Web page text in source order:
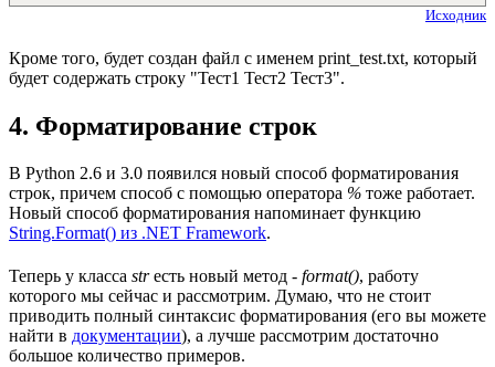
Исходник
Кроме того, будет создан файл с именем print_test.txt, который
будет содержать строку "Тест1 Тест2 Тест3".
4. Форматирование строк
В Python 2.6 и 3.0 появился новый способ форматирования
строк, причем способ с помощью оператора % тоже работает.
Новый способ форматирования напоминает функцию
String.Format() из .NET Framework.
Теперь у класса strесть новый метод - format(), работу
которого мы сейчас и рассмотрим. Думаю, что не стоит
приводить полный синтаксис форматирования (его вы можете
найти в документации), а лучше рассмотрим достаточно
большое количество примеров.